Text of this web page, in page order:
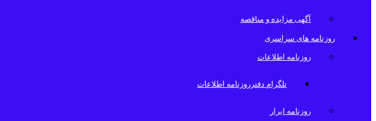
آگهی مزایده و مناقصه
روزنامه های سراسری
روزنامه اطلاعات
تلگرام دفترروزنامه اطلاعات
روزنامه ابرار